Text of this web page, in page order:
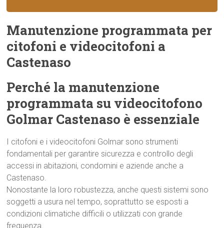
Manutenzione programmata per
citofoni e videocitofoni a
Castenaso
Perché la manutenzione
programmata su videocitofono
Golmar Castenaso è essenziale
I citofoni e i videocitofoni Golmar sono strumenti
fondamentali per garantire sicurezza e controllo degli
accessi in abitazioni, condomini e aziende anche a
Castenaso.
Nonostante la loro robustezza, anche questi sistemi sono
soggetti a usura nel tempo, soprattutto se esposti a
condizioni climatiche difficili o utilizzati con grande
frequenza.